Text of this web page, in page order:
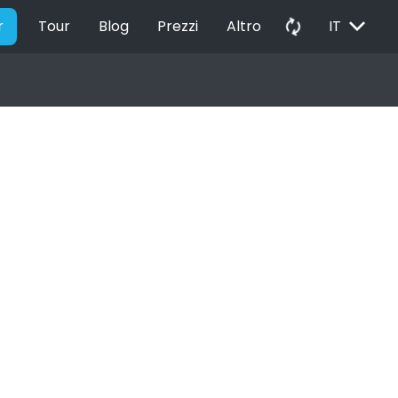
Tour Blog Prezzi Altro autorenew IT EXPAND_MORE